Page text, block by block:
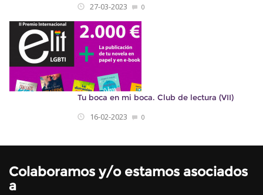
27-03-2023 0
Tu boca en mi boca. Club de lectura (VII)
16-02-2023 0
Colaboramos y/o estamos asociados
a